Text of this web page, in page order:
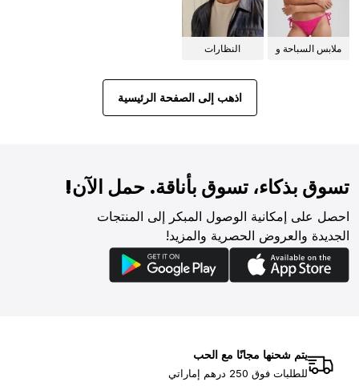
ملابس السباحة و
النظارات
اذهب إلى الصفحة الرئيسية
تسوق بذكاء، تسوق بأناقة. حمل الآن!
احصل على إمكانية الوصول المبكر إلى المنتجات
الجديدة والعروض الحصرية والمزيد!
يتم شحنها مجانًا مع الحب
للطلبات فوق 250 درهم إماراتي